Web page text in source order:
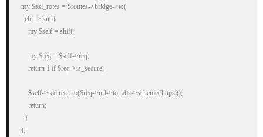
  my $ssl_rotes = $routes->bridge->to(
    cb => sub{
      my $self = shift;
      my $req = $self->req;
      return 1 if $req->is_secure;
      $self->redirect_to($req->url->to_abs->scheme('https'));
      return;
    }
  );